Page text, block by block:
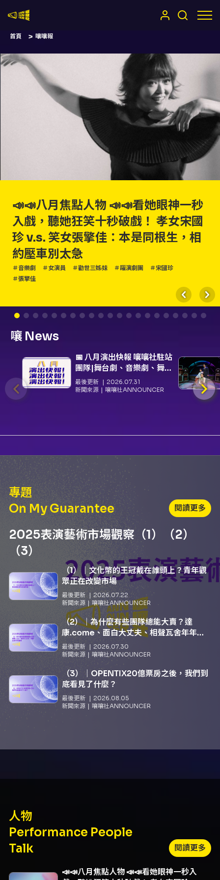
首頁 嚷嚷報
📣📣八月焦點人物 📣📣看她眼神一秒
入戲，聽她狂笑十秒破戲！ 孝女宋國
珍 v.s. 笑女張擎佳：本是同根生，相
約壓車別太急
＃音樂劇 ＃女演員 ＃勸世三姊妹 ＃躍演劇團
＃宋國珍
＃張擎佳
嚷 News
📅 八月演出快報 嚷嚷社駐站
團隊|舞台劇、音樂劇、舞
蹈、音樂推薦
最後更新
2026.07.31
新聞來源
嚷嚷社ANNOUNCER
專題
On My Guarantee
閱讀更多
2025表演藝術市場觀察（1）（2）
（3）
（1）｜文化幣的王冠戴在誰頭上？青年觀
眾正在改變市場
最後更新
2026.07.22
新聞來源
嚷嚷社ANNOUNCER
（2）｜為什麼有些團隊總能大賣？達
康.come、面白大丈夫、相聲瓦舍年年霸
榜
最後更新
2026.07.30
新聞來源
嚷嚷社ANNOUNCER
（3）｜OPENTIX20億票房之後，我們到
底看見了什麼？
最後更新
2026.08.05
新聞來源
嚷嚷社ANNOUNCER
人物
Performance People
Talk
閱讀更多
📣📣八月焦點人物 📣📣看她眼神一秒入